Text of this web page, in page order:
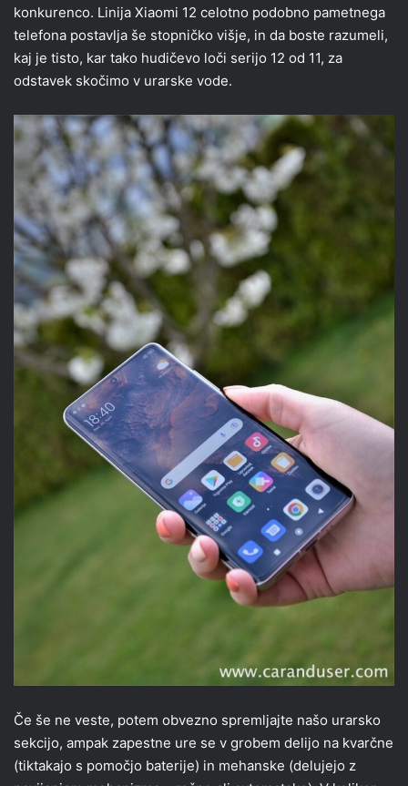
konkurenco. Linija Xiaomi 12 celotno podobno pametnega
telefona postavlja še stopničko višje, in da boste razumeli,
kaj je tisto, kar tako hudičevo loči serijo 12 od 11, za
odstavek skočimo v urarske vode.
Če še ne veste, potem obvezno spremljajte našo urarsko
sekcijo, ampak zapestne ure se v grobem delijo na kvarčne
(tiktakajo s pomočjo baterije) in mehanske (delujejo z